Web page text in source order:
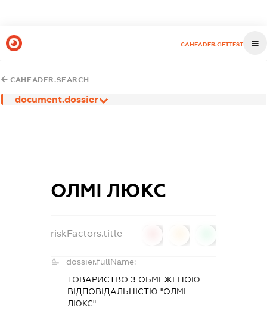
CAHEADER.GETTEST
CAHEADER.SEARCH
document.dossier
ОЛМІ ЛЮКС
riskFactors.title
dossier.fullName:
ТОВАРИСТВО З ОБМЕЖЕНОЮ
ВІДПОВІДАЛЬНІСТЮ "ОЛМІ
ЛЮКС"